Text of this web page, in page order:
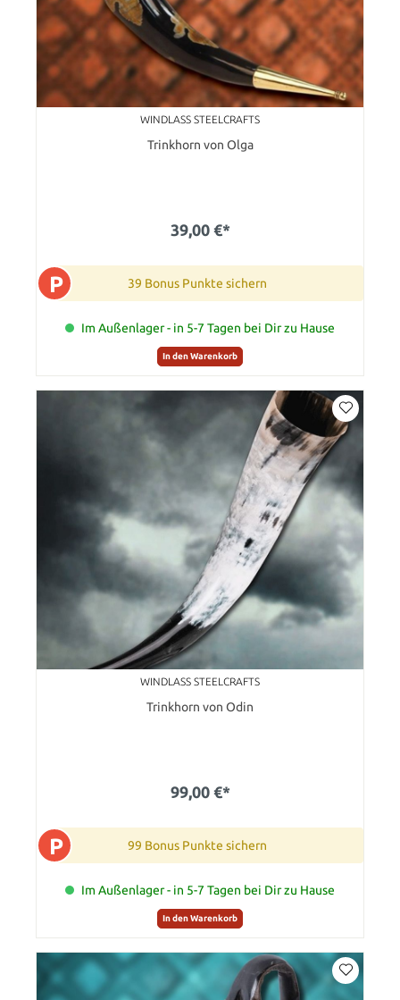
WINDLASS STEELCRAFTS
Trinkhorn von Olga
39,00 €*
P 39 Bonus Punkte sichern
Im Außenlager - in 5-7 Tagen bei Dir zu Hause
In den Warenkorb
WINDLASS STEELCRAFTS
Trinkhorn von Odin
99,00 €*
P 99 Bonus Punkte sichern
Im Außenlager - in 5-7 Tagen bei Dir zu Hause
In den Warenkorb